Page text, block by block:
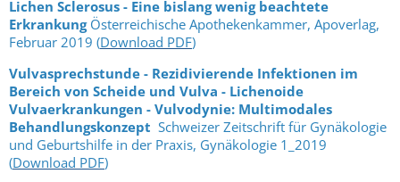
Lichen Sclerosus - Eine bislang wenig beachtete
Erkrankung Österreichische Apothekenkammer, Apoverlag,
Februar 2019 (Download PDF)
Vulvasprechstunde - Rezidivierende Infektionen im
Bereich von Scheide und Vulva - Lichenoide
Vulvaerkrankungen - Vulvodynie: Multimodales
Behandlungskonzept Schweizer Zeitschrift für Gynäkologie
und Geburtshilfe in der Praxis, Gynäkologie 1_2019
(Download PDF)